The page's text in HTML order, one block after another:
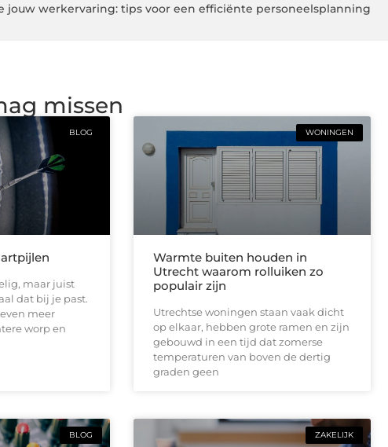
jouw werkervaring: tips voor een efficiënte personeelsplanning
missen
BLOG
maar juist
dat bij je past.
meer
worp en
WONINGEN
Warmte buiten houden in
Utrecht waarom rolluiken zo
populair zijn
Utrechtse woningen staan vaak dicht
op elkaar, hebben grote ramen en zijn
gebouwd in een tijd dat zomerse
temperaturen van boven de dertig
graden geen
BLOG ZAKELIJK